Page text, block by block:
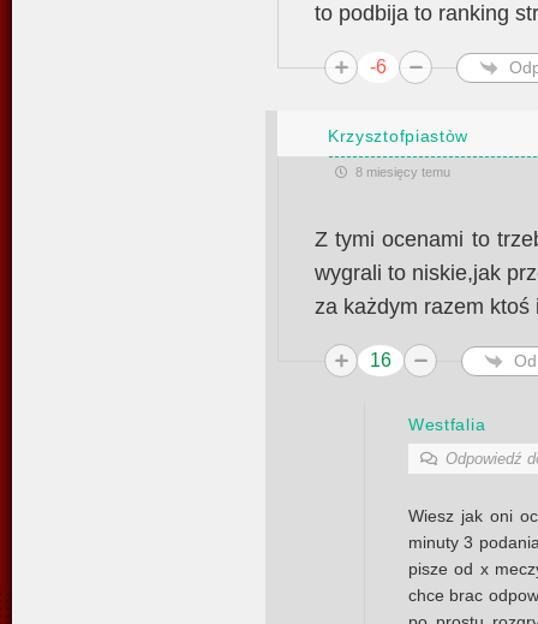
to podbija to ranking
-6
Krzysztofpiastòw
8 miesięcy temu
Z tymi ocenami to
wygrali to niskie,jak
za każdym razem ktoś
16
Westfalia
Odpowiedź
Wiesz jak oni
minuty 3
pisze od x
chce brac